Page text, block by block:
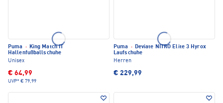
Puma · King Match IT
Hallenfußballschuhe
Unisex
€ 64,99
UVP* € 79,99
Puma · Deviate NITRO Elite 3 Hyrox
Laufschuhe
Herren
€ 229,99